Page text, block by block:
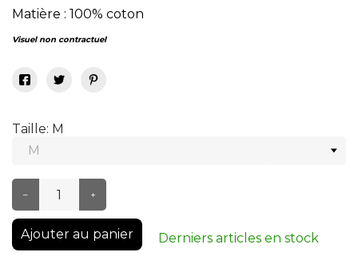
Matière : 100% coton
Visuel non contractuel
Taille: M
– +
Ajouter au panier Derniers articles en stock